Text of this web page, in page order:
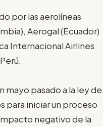
por las aerolíneas
Aerogal (Ecuador)
Internacional Airlines
mayo pasado a la ley de
para iniciar un proceso
negativo de la